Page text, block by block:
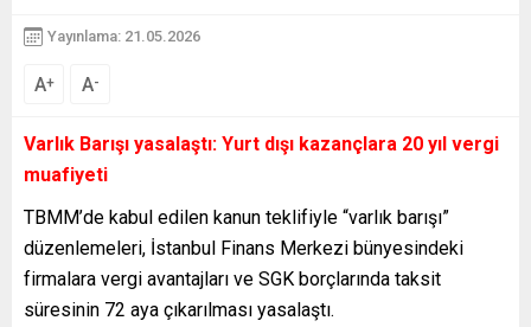
Yayınlama: 21.05.2026
A+ A-
Varlık Barışı yasalaştı: Yurt dışı kazançlara 20 yıl vergi
muafiyeti
TBMM’de kabul edilen kanun teklifiyle “varlık barışı”
düzenlemeleri, İstanbul Finans Merkezi bünyesindeki
firmalara vergi avantajları ve SGK borçlarında taksit
süresinin 72 aya çıkarılması yasalaştı.